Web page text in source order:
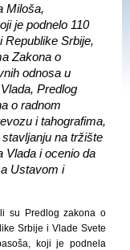
Miloša,
je podnelo 110
Republike Srbije,
Zakona o
odnosa u
Predlog
o radnom
i tahografima,
na tržište
Vlada i ocenio da
Ustavom i
su Predlog zakona o
Srbije i Vlade Svete
koji je podnela